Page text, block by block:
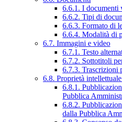
6.6.1. I documenti
6.6.2. Tipi di
6.6.3. Formato di
6.6.4. Modalità di
6.7. Immagini e video
6.7.1. Testo
6.7.2. Sottotitoli
6.7.3. Trascrizioni
6.8. Proprietà
6.8.1.
Pubblica
6.8.2.
dalla Pubblica